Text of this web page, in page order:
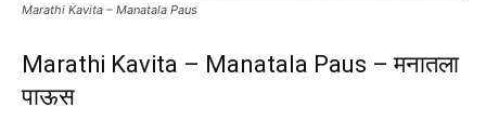
Marathi Kavita – Manatala Paus
Marathi Kavita – Manatala Paus – मनातला
पाऊस